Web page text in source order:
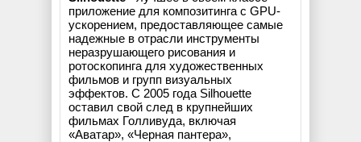
приложение для композитинга с GPU-
ускорением, предоставляющее самые
надежные в отрасли инструменты
неразрушающего рисования и
ротоскопинга для художественных
фильмов и групп визуальных
эффектов. С 2005 года Silhouette
оставил свой след в крупнейших
фильмах Голливуда, включая
«Аватар», «Черная пантера»,